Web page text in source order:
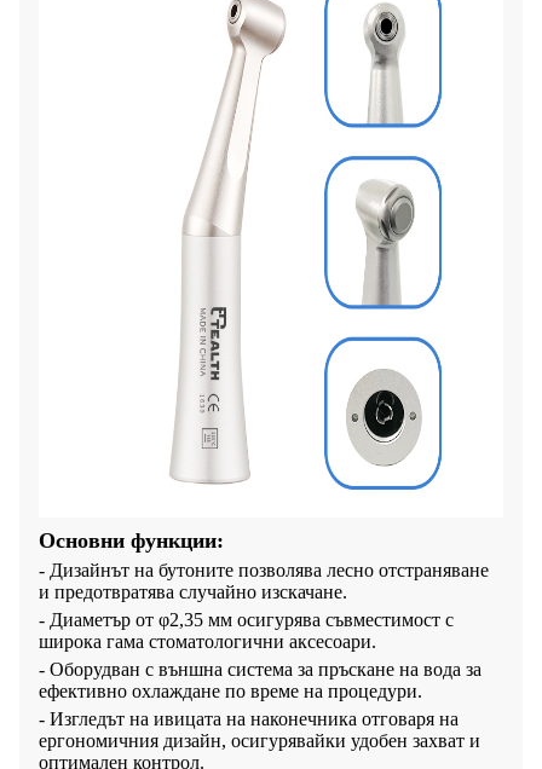
Основни функции:
- Дизайнът на бутоните позволява лесно отстраняване
и предотвратява случайно изскачане.
- Диаметър от φ2,35 мм осигурява съвместимост с
широка гама стоматологични аксесоари.
- Оборудван с външна система за пръскане на вода за
ефективно охлаждане по време на процедури.
- Изгледът на ивицата на наконечника отговаря на
ергономичния дизайн, осигурявайки удобен захват и
оптимален контрол.